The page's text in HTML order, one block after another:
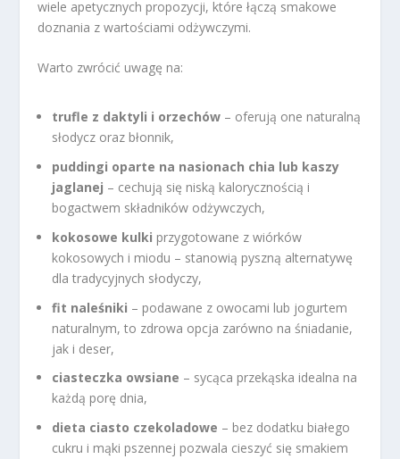
wiele apetycznych propozycji, które łączą smakowe
doznania z wartościami odżywczymi.
Warto zwrócić uwagę na:
trufle z daktyli i orzechów – oferują one naturalną
słodycz oraz błonnik,
puddingi oparte na nasionach chia lub kaszy
jaglanej – cechują się niską kalorycznością i
bogactwem składników odżywczych,
kokosowe kulki przygotowane z wiórków
kokosowych i miodu – stanowią pyszną alternatywę
dla tradycyjnych słodyczy,
fit naleśniki – podawane z owocami lub jogurtem
naturalnym, to zdrowa opcja zarówno na śniadanie,
jak i deser,
ciasteczka owsiane – sycąca przekąska idealna na
każdą porę dnia,
dieta ciasto czekoladowe – bez dodatku białego
cukru i mąki pszennej pozwala cieszyć się smakiem